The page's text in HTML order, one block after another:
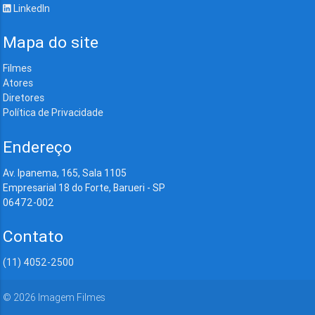
LinkedIn
Mapa do site
Filmes
Atores
Diretores
Política de Privacidade
Endereço
Av. Ipanema, 165, Sala 1105
Empresarial 18 do Forte, Barueri - SP
06472-002
Contato
(11) 4052-2500
© 2026 Imagem Filmes